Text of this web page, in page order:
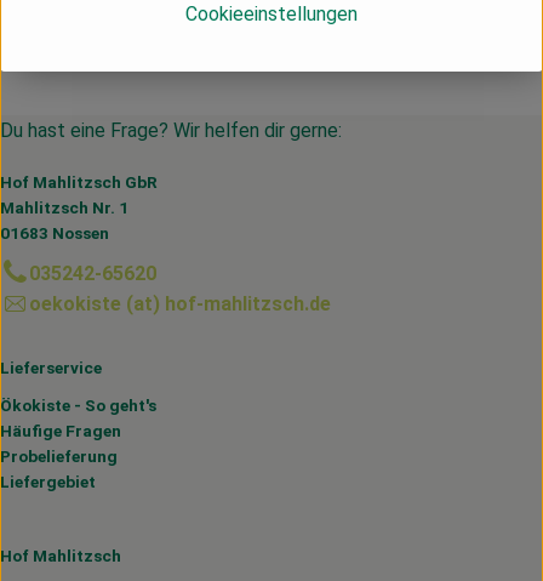
Du hast eine Frage? Wir helfen dir gerne:
Hof Mahlitzsch GbR
Mahlitzsch Nr. 1
01683 Nossen
035242-65620
oekokiste (at) hof-mahlitzsch.de
Lieferservice
Ökokiste - So geht's
Häufige Fragen
Probelieferung
Liefergebiet
Hof Mahlitzsch
Cookieeinstellungen